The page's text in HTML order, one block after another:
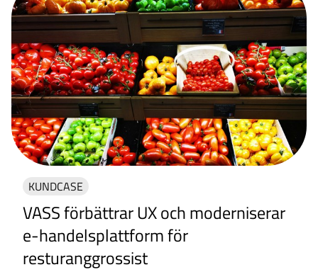
KUNDCASE
VASS förbättrar UX och moderniserar
e-handelsplattform för
resturanggrossist